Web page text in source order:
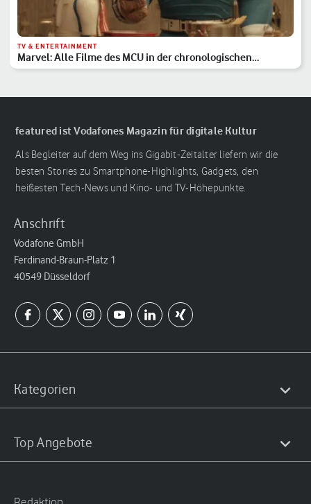
TV & ENTERTAINMENT
Marvel: Alle Filme des MCU in der chronologischen
Reihenfolge
featured ist Vodafones Magazin für digitale Kultur
Als Begleiter auf dem Weg ins Gigabit-Zeitalter liefern wir die
besten Stories zu Smartphone-Highlights, Gadgets, den
heißesten Tech-News und Kino- und TV-Höhepunkte.
Anschrift
Vodafone GmbH
Ferdinand-Braun-Platz 1
40549 Düsseldorf
Kategorien
Top Angebote